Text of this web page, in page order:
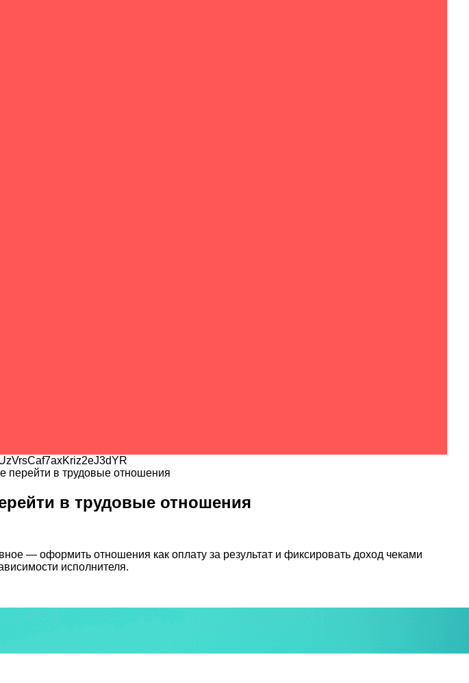
перейти в трудовые отношения
в трудовые отношения
— оформить отношения как оплату за результат и фиксировать доход чеками
исполнителя.